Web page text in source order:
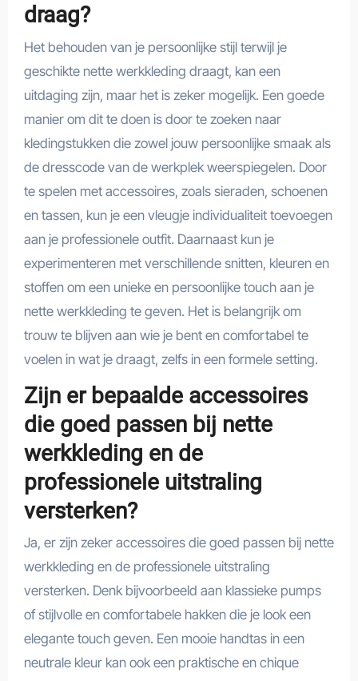
draag?
Het behouden van je persoonlijke stijl terwijl je
geschikte nette werkkleding draagt, kan een
uitdaging zijn, maar het is zeker mogelijk. Een goede
manier om dit te doen is door te zoeken naar
kledingstukken die zowel jouw persoonlijke smaak als
de dresscode van de werkplek weerspiegelen. Door
te spelen met accessoires, zoals sieraden, schoenen
en tassen, kun je een vleugje individualiteit toevoegen
aan je professionele outfit. Daarnaast kun je
experimenteren met verschillende snitten, kleuren en
stoffen om een unieke en persoonlijke touch aan je
nette werkkleding te geven. Het is belangrijk om
trouw te blijven aan wie je bent en comfortabel te
voelen in wat je draagt, zelfs in een formele setting.
Zijn er bepaalde accessoires
die goed passen bij nette
werkkleding en de
professionele uitstraling
versterken?
Ja, er zijn zeker accessoires die goed passen bij nette
werkkleding en de professionele uitstraling
versterken. Denk bijvoorbeeld aan klassieke pumps
of stijlvolle en comfortabele hakken die je look een
elegante touch geven. Een mooie handtas in een
neutrale kleur kan ook een praktische en chique